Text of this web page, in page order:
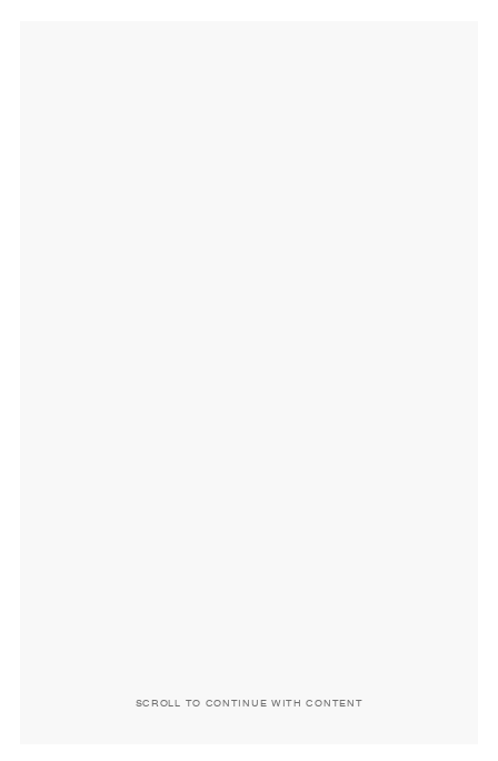
SCROLL TO CONTINUE WITH CONTENT